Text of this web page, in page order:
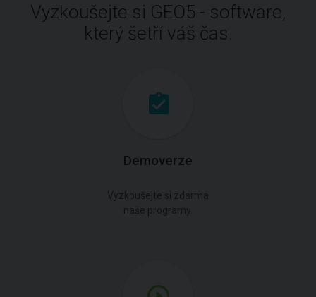
Vyzkoušejte si GEO5 - software,
který šetří váš čas.
Demoverze